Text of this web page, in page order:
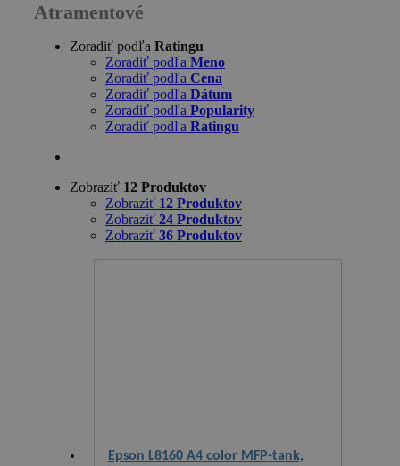
Atramentové
Zoradiť podľa Ratingu
Zoradiť podľa Meno
Zoradiť podľa Cena
Zoradiť podľa Dátum
Zoradiť podľa Popularity
Zoradiť podľa Ratingu
Zobraziť 12 Produktov
Zobraziť 12 Produktov
Zobraziť 24 Produktov
Zobraziť 36 Produktov
Epson L8160 A4 color MFP-tank,